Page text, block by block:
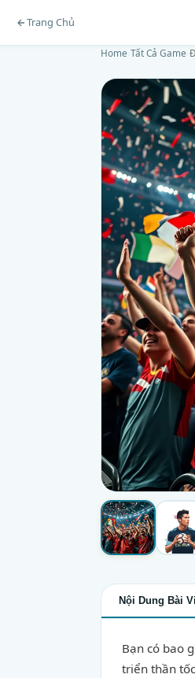
Trang Chủ
Home Tất Cả Game
Nội Dung Bài
Bạn có bao
triển thần